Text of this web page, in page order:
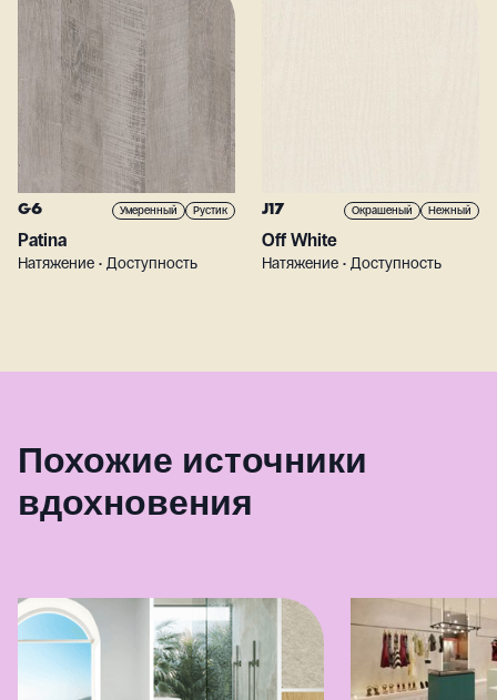
G6 Умеренный Рустик
Patina
Натяжение • Доступность
J17 Окрашеный Нежный
Off White
Натяжение • Доступность
Похожие источники
вдохновения